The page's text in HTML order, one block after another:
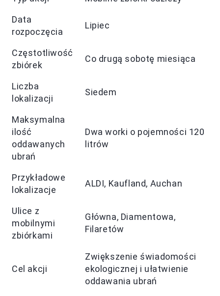
Data
rozpoczęcia
Lipiec
Częstotliwość
zbiórek
Co drugą sobotę miesiąca
Liczba
lokalizacji
Siedem
Maksymalna
ilość
oddawanych
ubrań
Dwa worki o pojemności 120
litrów
Przykładowe
lokalizacje
ALDI, Kaufland, Auchan
Ulice z
mobilnymi
zbiórkami
Główna, Diamentowa,
Filaretów
Cel akcji
Zwiększenie świadomości
ekologicznej i ułatwienie
oddawania ubrań